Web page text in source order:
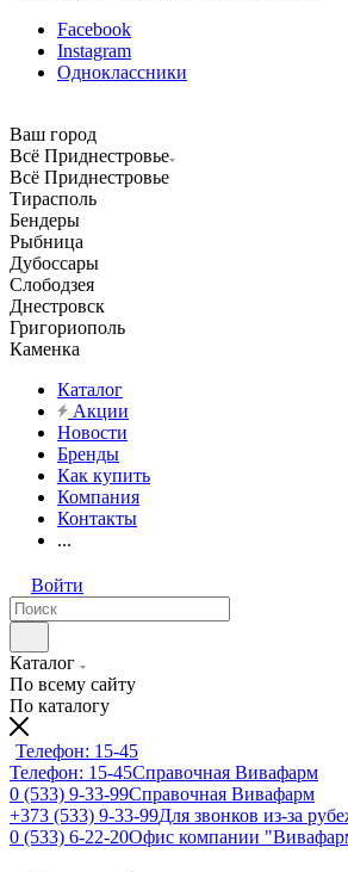
Facebook
Instagram
Одноклассники
Ваш город
Всё Приднестровье
Всё Приднестровье
Тирасполь
Бендеры
Рыбница
Дубоссары
Слободзея
Днестровск
Григориополь
Каменка
Каталог
Акции
Новости
Бренды
Как купить
Компания
Контакты
...
Войти
Каталог
По всему сайту
По каталогу
Телефон: 15-45
Телефон: 15-45Справочная Вивафарм
0 (533) 9-33-99Справочная Вивафарм
+373 (533) 9-33-99Для звонков из-за
0 (533) 6-22-20Офис компании